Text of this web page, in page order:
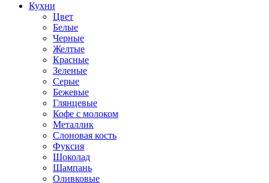
Кухни
Цвет
Белые
Черные
Желтые
Красные
Зеленые
Серые
Бежевые
Глянцевые
Кофе с молоком
Металлик
Слоновая кость
Фуксия
Шоколад
Шампань
Оливковые